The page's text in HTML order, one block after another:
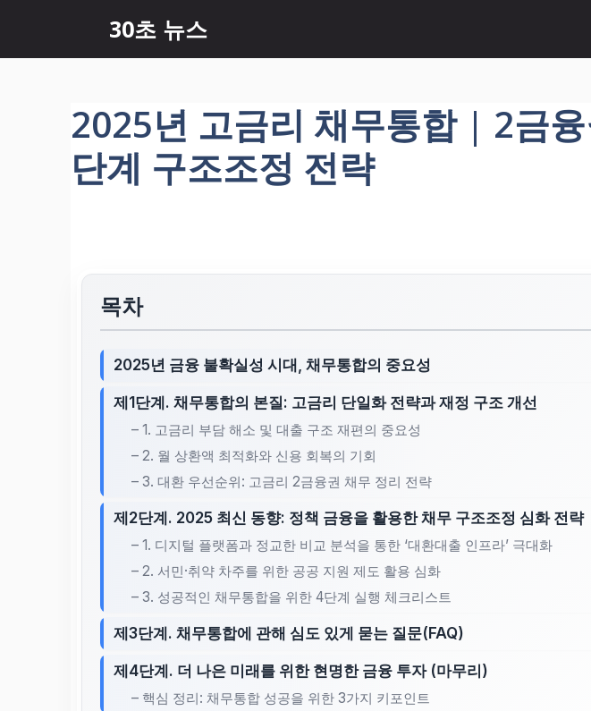
츠
30초 뉴스
2025년 고금리 채무통합 | 2금
단계 구조조정 전략
목차
2025년 금융 불확실성 시대, 채무통합의 중요성
제1단계. 채무통합의 본질: 고금리 단일화 전략과 재정 구조 개선
– 1. 고금리 부담 해소 및 대출 구조 재편의 중요성
– 2. 월 상환액 최적화와 신용 회복의 기회
– 3. 대환 우선순위: 고금리 2금융권 채무 정리 전략
제2단계. 2025 최신 동향: 정책 금융을 활용한 채무 구조조정 심화 전략
– 1. 디지털 플랫폼과 정교한 비교 분석을 통한 ‘대환대출 인프라’ 극대화
– 2. 서민·취약 차주를 위한 공공 지원 제도 활용 심화
– 3. 성공적인 채무통합을 위한 4단계 실행 체크리스트
제3단계. 채무통합에 관해 심도 있게 묻는 질문(FAQ)
제4단계. 더 나은 미래를 위한 현명한 금융 투자 (마무리)
– 핵심 정리: 채무통합 성공을 위한 3가지 키포인트